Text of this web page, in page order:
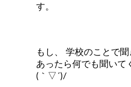
す。
もし、 学校のことで
あったら何でも聞いて
(｀▽´)/